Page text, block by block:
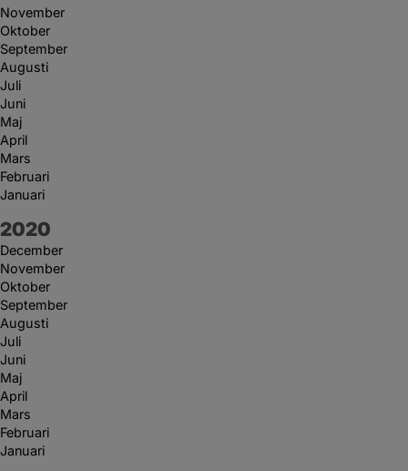
November
Oktober
September
Augusti
Juli
Juni
Maj
April
Mars
Februari
Januari
År:
2020
December
November
Oktober
September
Augusti
Juli
Juni
Maj
April
Mars
Februari
Januari